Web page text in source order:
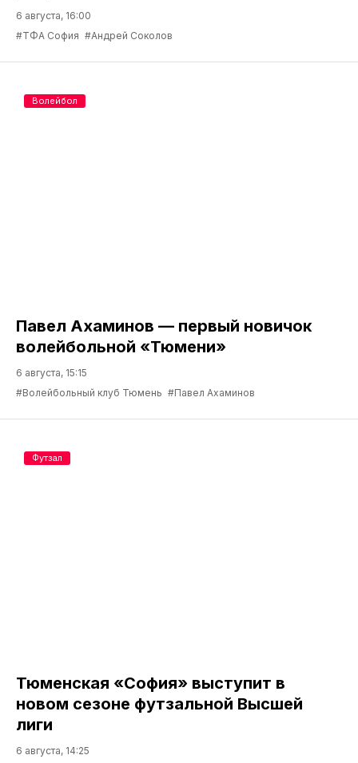
6 августа, 16:00
#ТФА София #Андрей Соколов
Павел Ахаминов — первый новичок
волейбольной «Тюмени»
6 августа, 15:15
#Волейбольный клуб Тюмень #Павел Ахаминов
Волейбол
Тюменская «София» выступит в
новом сезоне футзальной Высшей
лиги
6 августа, 14:25
Футзал